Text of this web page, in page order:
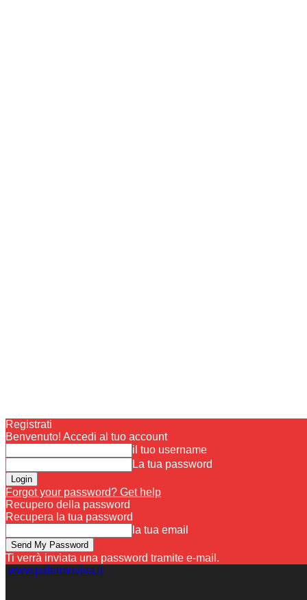
Registrati
Benvenuto! Accedi al tuo account
il tuo username
La tua password
Forgot your password? Get help
Recupero della password
Recupera la tua password
la tua email
Ti verrà inviata una password tramite e-mail.
www.palermoviva.it